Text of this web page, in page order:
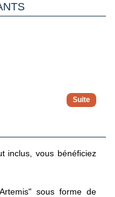
à 7 km.
inclus, vous bénéficiez
sous forme de